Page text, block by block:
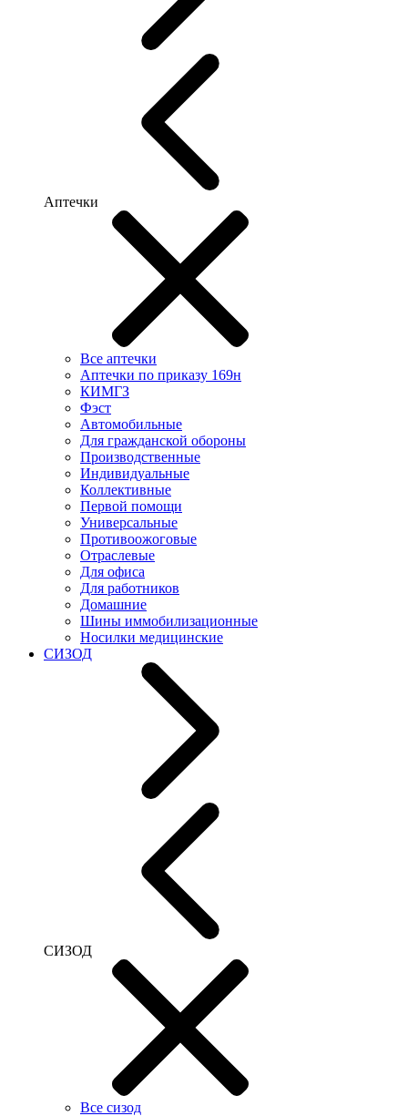
Аптечки
Все аптечки
Аптечки по приказу 169н
КИМГЗ
Фэст
Автомобильные
Для гражданской обороны
Производственные
Индивидуальные
Коллективные
Первой помощи
Универсальные
Противоожоговые
Отраслевые
Для офиса
Для работников
Домашние
Шины иммобилизационные
Носилки медицинские
СИЗОД
СИЗОД
Все сизод